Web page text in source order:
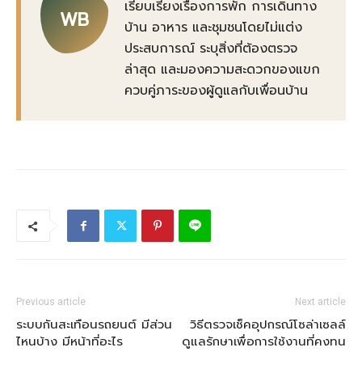
WB
เรียบเรียงเรื่องการพัก การเดินทาง
บ้าน อาหาร และชุมชนโดยไม่แต่ง
ประสบการณ์ ระบุสิ่งที่ต้องตรวจ
ล่าสุด และมองความสะดวกของแขก
ควบคู่ภาระของผู้ดูแลกับเพื่อนบ้าน
Previous article
ระบบกันสะเทือนรถยนต์ มีส่วน
ไหนบ้าง มีหน้าที่อะไร
Next article
วิธีตรวจเช็คอุปกรณ์โซล่าเซลล์
ดูแลรักษาเพื่อการใช้งานที่คงทน